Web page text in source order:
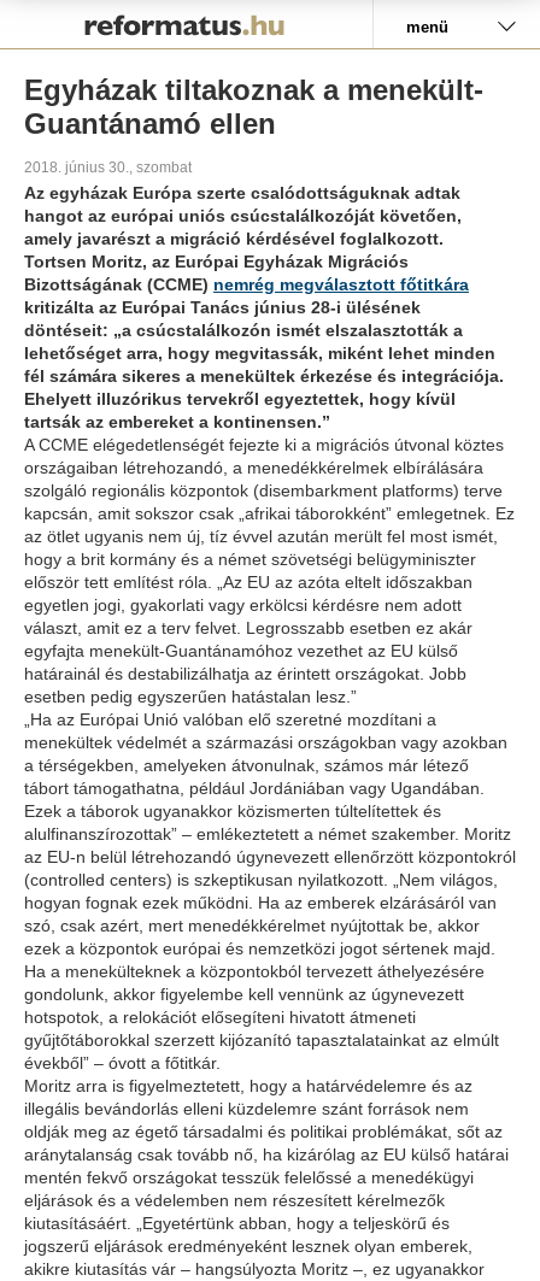
menü
Egyházak tiltakoznak a menekült-
Guantánamó ellen
2018. június 30., szombat
Az egyházak Európa szerte csalódottságuknak adtak
hangot az európai uniós csúcstalálkozóját követően,
amely javarészt a migráció kérdésével foglalkozott.
Tortsen Moritz, az Európai Egyházak Migrációs
Bizottságának (CCME) nemrég megválasztott főtitkára
kritizálta az Európai Tanács június 28-i ülésének
döntéseit: „a csúcstalálkozón ismét elszalasztották a
lehetőséget arra, hogy megvitassák, miként lehet minden
fél számára sikeres a menekültek érkezése és integrációja.
Ehelyett illuzórikus tervekről egyeztettek, hogy kívül
tartsák az embereket a kontinensen.”
A CCME elégedetlenségét fejezte ki a migrációs útvonal köztes
országaiban létrehozandó, a menedékkérelmek elbírálására
szolgáló regionális központok (disembarkment platforms) terve
kapcsán, amit sokszor csak „afrikai táborokként” emlegetnek. Ez
az ötlet ugyanis nem új, tíz évvel azután merült fel most ismét,
hogy a brit kormány és a német szövetségi belügyminiszter
először tett említést róla. „Az EU az azóta eltelt időszakban
egyetlen jogi, gyakorlati vagy erkölcsi kérdésre nem adott
választ, amit ez a terv felvet. Legrosszabb esetben ez akár
egyfajta menekült-Guantánamóhoz vezethet az EU külső
határainál és destabilizálhatja az érintett országokat. Jobb
esetben pedig egyszerűen hatástalan lesz.”
„Ha az Európai Unió valóban elő szeretné mozdítani a
menekültek védelmét a származási országokban vagy azokban
a térségekben, amelyeken átvonulnak, számos már létező
tábort támogathatna, például Jordániában vagy Ugandában.
Ezek a táborok ugyanakkor közismerten túltelítettek és
alulfinanszírozottak” – emlékeztetett a német szakember. Moritz
az EU-n belül létrehozandó úgynevezett ellenőrzött központokról
(controlled centers) is szkeptikusan nyilatkozott. „Nem világos,
hogyan fognak ezek működni. Ha az emberek elzárásáról van
szó, csak azért, mert menedékkérelmet nyújtottak be, akkor
ezek a központok európai és nemzetközi jogot sértenek majd.
Ha a menekülteknek a központokból tervezett áthelyezésére
gondolunk, akkor figyelembe kell vennünk az úgynevezett
hotspotok, a relokációt elősegíteni hivatott átmeneti
gyűjtőtáborokkal szerzett kijózanító tapasztalatainkat az elmúlt
évekből” – óvott a főtitkár.
Moritz arra is figyelmeztetett, hogy a határvédelemre és az
illegális bevándorlás elleni küzdelemre szánt források nem
oldják meg az égető társadalmi és politikai problémákat, sőt az
aránytalanság csak tovább nő, ha kizárólag az EU külső határai
mentén fekvő országokat tesszük felelőssé a menedékügyi
eljárások és a védelemben nem részesített kérelmezők
kiutasításáért. „Egyetértünk abban, hogy a teljeskörű és
jogszerű eljárások eredményeként lesznek olyan emberek,
akikre kiutasítás vár – hangsúlyozta Moritz –, ez ugyanakkor